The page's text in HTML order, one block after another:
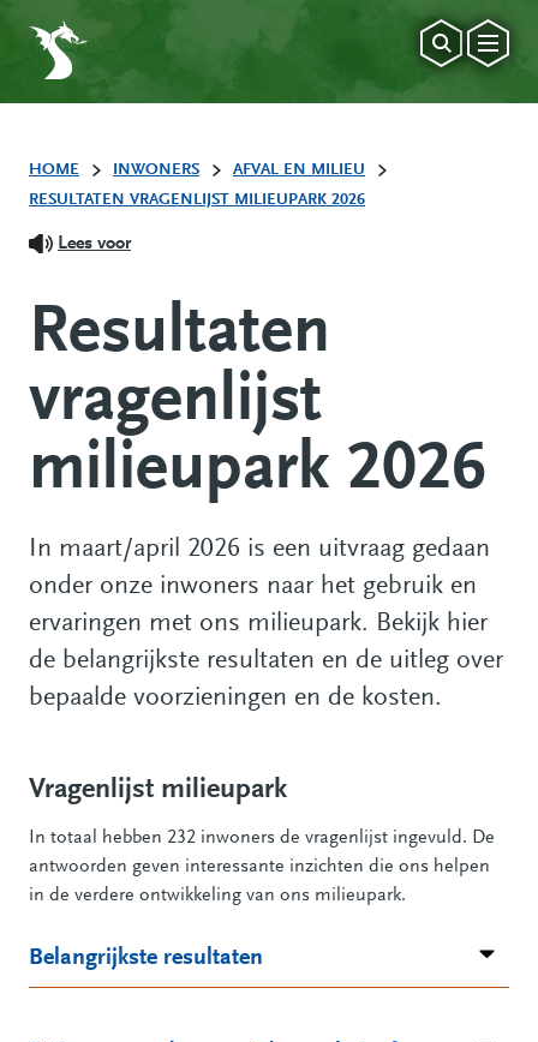
HOME INWONERS
AFVAL EN MILIEU
RESULTATEN VRAGENLIJST MILIEUPARK 2026
Lees voor
Resultaten
vragenlijst
milieupark 2026
In maart/april 2026 is een uitvraag gedaan
onder onze inwoners naar het gebruik en
ervaringen met ons milieupark. Bekijk hier
de belangrijkste resultaten en de uitleg over
bepaalde voorzieningen en de kosten.
Vragenlijst milieupark
In totaal hebben 232 inwoners de vragenlijst ingevuld. De
antwoorden geven interessante inzichten die ons helpen
in de verdere ontwikkeling van ons milieupark.
Belangrijkste resultaten